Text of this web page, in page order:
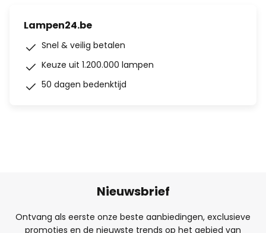
Lampen24.be
Snel & veilig betalen
Keuze uit 1.200.000 lampen
50 dagen bedenktijd
Nieuwsbrief
Ontvang als eerste onze beste aanbiedingen, exclusieve
promoties en de nieuwste trends op het gebied van